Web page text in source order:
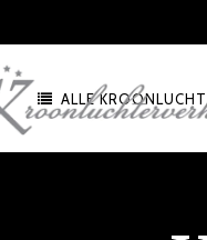
ALLE